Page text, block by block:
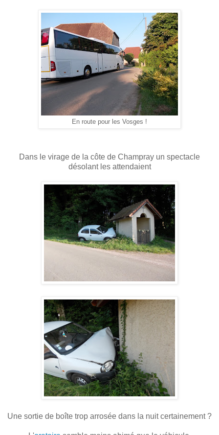
En route pour les Vosges !
Dans le virage de la côte de Champray un spectacle
désolant les attendaient
Une sortie de boîte trop arrosée dans la nuit certainement ?